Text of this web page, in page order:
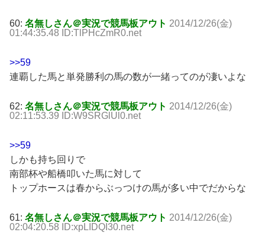
60: 名無しさん＠実況で競馬板アウト 2014/12/26(金)
01:44:35.48 ID:TlPHcZmR0.net
>>59
連覇した馬と単発勝利の馬の数が一緒ってのが凄いよな
62: 名無しさん＠実況で競馬板アウト 2014/12/26(金)
02:11:53.39 ID:W9SRGlUl0.net
>>59
しかも持ち回りで
南部杯や船橋叩いた馬に対して
トップホースは春からぶっつけの馬が多い中でだからな
61: 名無しさん＠実況で競馬板アウト 2014/12/26(金)
02:04:20.58 ID:xpLIDQI30.net